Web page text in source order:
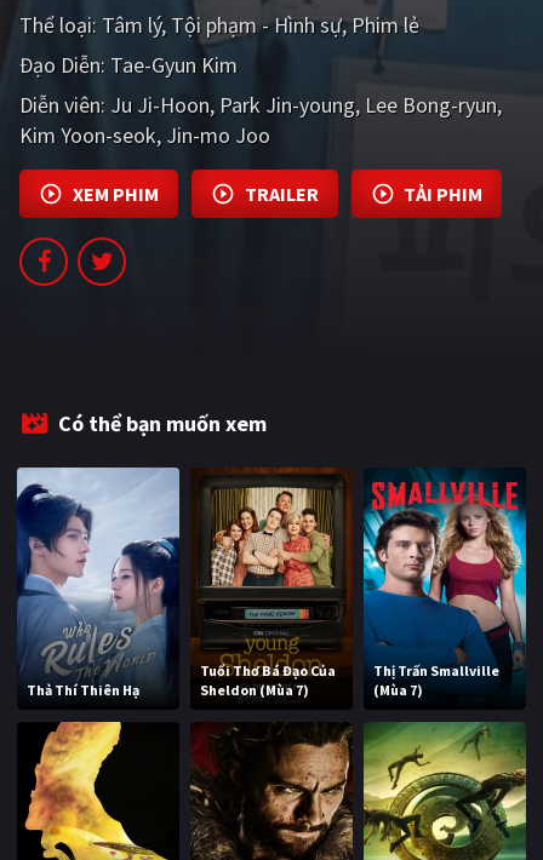
CẬP NHẬT
PHIM MỚI
PHIM BỘ
PHIM CHIẾU RẠP
TUYỂN TẬP PHIM
Thể loại: Tâm lý Tội phạm - Hình sự Phim lẻ
Đạo Diễn: Tae-Gyun Kim
Diễn viên: Ju Ji-Hoon Park Jin-young Lee Bong-ryun
Kim Yoon-seok Jin-mo Joo
XEM PHIM TRAILER TẢI PHIM
Có thể bạn muốn xem
Thả Thí Thiên Hạ
Tuổi Thơ Bá Đạo Của
Sheldon (Mùa 7)
Thị Trấn Smallville
(Mùa 7)